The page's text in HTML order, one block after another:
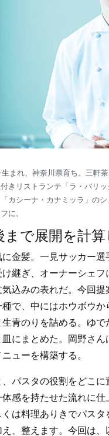
まれ、神奈川県育ち。三軒
きリストランテ「ラ・バリ
カシーナ・カナミッラ」の
に。
で展開を計
金髪。一見サッカー
継ぎ、オーナーシェ
込みの表れだ。今回
で、中にはホウボウ
青のりを詰める。ゆ
にまとめた。岡野さ
ューを構築する。
、パスタの役割をどこ
感を持たせた流れに
は料理ありきでパス
、整えます。今回は